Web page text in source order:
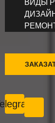
ВИДЫ